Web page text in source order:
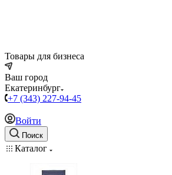
Товары для бизнеса
Ваш город
Екатеринбург
+7 (343) 227-94-45
Войти
Поиск
Каталог